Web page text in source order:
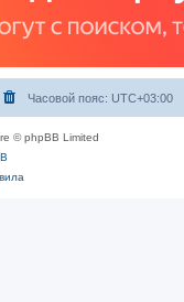
Часовой пояс: UTC+03:00
© phpBB Limited